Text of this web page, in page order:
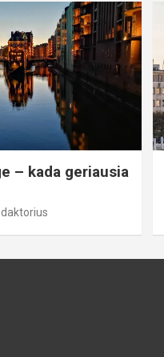
– kada geriausia